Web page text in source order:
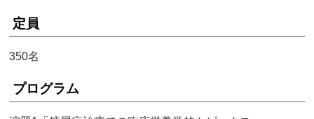
定員
350名
プログラム